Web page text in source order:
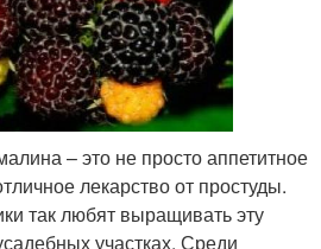
– это не просто аппетитное
лекарство от простуды.
так любят выращивать эту
участках. Среди